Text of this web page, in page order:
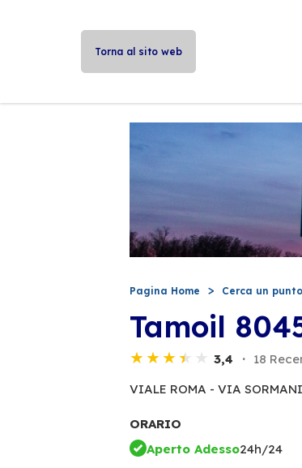
Torna al sito web
Pagina Home Cerca un
Tamoil
3,4 18
VIALE ROMA - VIA
ORARIO
Aperto Adesso24h/24